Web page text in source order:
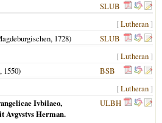
SLUB
[Lutheran ]
, 1728) SLUB
[Lutheran ]
, 1550) BSB
[Lutheran ]
Ivbilaeo,
Avgvstvs Herman.
ULBH